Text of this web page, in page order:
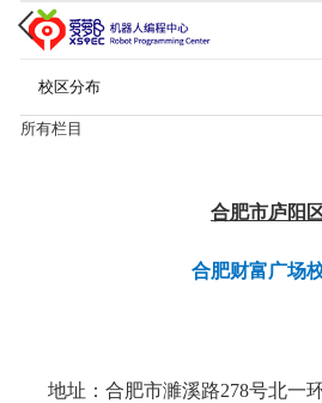
校区分布
所有栏目
合肥市庐阳
合肥财富广场
地址：合肥市濉溪路278号北一